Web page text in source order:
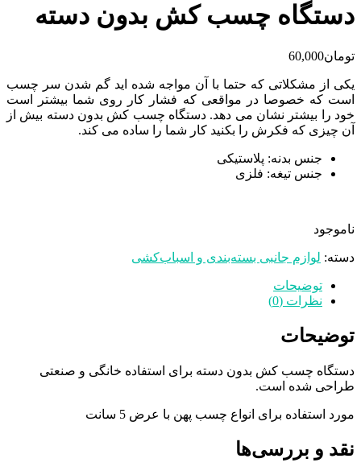
دستگاه چسب کش بدون دسته
تومان60,000
یکی از مشکلاتی که حتما با آن مواجه شده اید گم شدن سر چسب
است که خصوصا در مواقعی که فشار کار روی شما بیشتر است
خود را بیشتر نشان می دهد. دستگاه چسب کش بدون دسته بیش از
آن چیزی که فکرش را بکنید کار شما را ساده می کند.
جنس بدنه: پلاستیکی
جنس تیغه: فلزی
ناموجود
دسته: لوازم جانبی بسته‌بندی و اسباب‌کشی
توضیحات
نظرات (0)
توضیحات
دستگاه چسب کش بدون دسته برای استفاده خانگی و صنعتی
طراحی شده است.
مورد استفاده برای انواع چسب پهن با عرض 5 سانت
نقد و بررسی‌ها